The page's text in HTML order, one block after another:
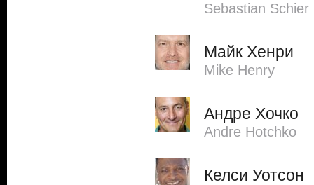
Sebastian Schier
Майк Хенри
Mike Henry
Андре Хочко
Andre Hotchko
Келси Уотсон